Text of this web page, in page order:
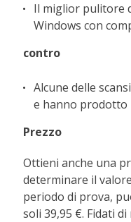
Il miglior pulitore
Windows con
contro
Alcune delle
e hanno prodotto
Prezzo
Ottieni anche una
determinare il
periodo di prova,
soli 39,95 €. Fidati